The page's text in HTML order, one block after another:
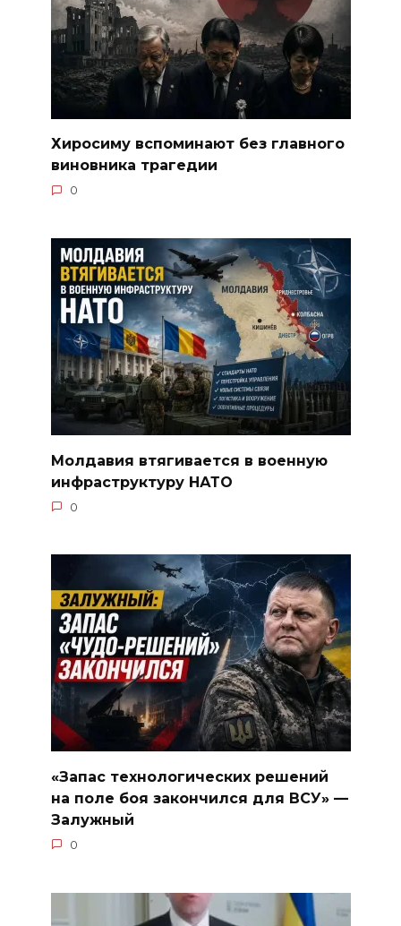
Хиросиму вспоминают без главного
виновника трагедии
0
Молдавия втягивается в военную
инфраструктуру НАТО
0
«Запас технологических решений
на поле боя закончился для ВСУ» —
Залужный
0